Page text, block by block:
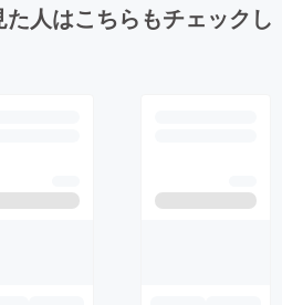
人はこちらもチェックし